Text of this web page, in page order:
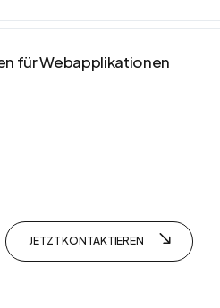
für Webapplikationen
JETZT KONTAKTIEREN